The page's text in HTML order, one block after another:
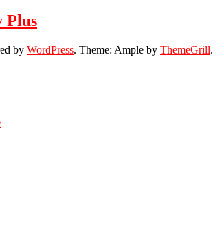
Plus
by WordPress. Theme: Ample by ThemeGrill.